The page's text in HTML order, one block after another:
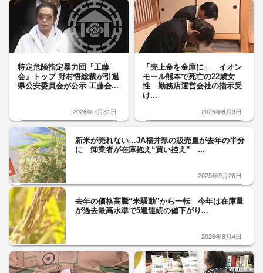
特定危険指定暴力団『工藤
会』トップ 野村悟総裁が引退
県公安委員会が公示 工藤会...
2026年7月31日
「売上金を金庫に」 イオン
モール熊本で死亡の22歳女
性 勤務店運営会社の指示受
け...
2026年8月3日
新米が売れない…JA福井県の販売量が去年の半分
に 卸業者が在庫抱え“買い控え” ...
2025年9月26日
去年の価格高騰“米騒動”から一転 今年は在庫量
が過去最高水準で5週連続の値下がり...
2026年8月4日